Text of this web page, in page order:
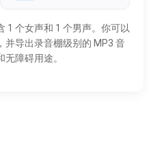
1 个女声和 1 个男声。你可以
并导出录音棚级别的 MP3 音
障碍用途。